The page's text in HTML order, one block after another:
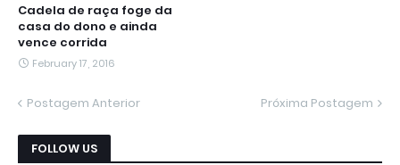
Cadela de raça foge da
casa do dono e ainda
vence corrida
February 17, 2016
Postagem Anterior Próxima Postagem
FOLLOW US